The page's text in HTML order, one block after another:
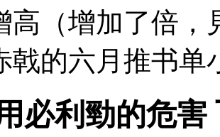
高（增加了倍，
戟的六月推书单
必利勁的危